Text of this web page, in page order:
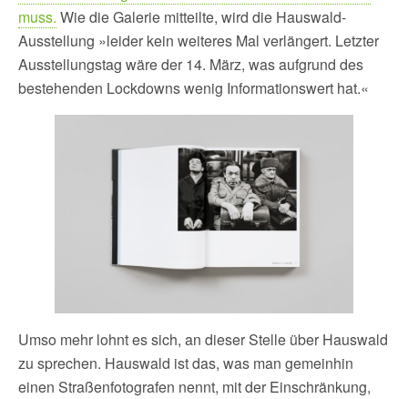
muss. Wie die Galerie mitteilte, wird die Hauswald-
Ausstellung »leider kein weiteres Mal verlängert. Letzter
Ausstellungstag wäre der 14. März, was aufgrund des
bestehenden Lockdowns wenig Informationswert hat.«
Umso mehr lohnt es sich, an dieser Stelle über Hauswald
zu sprechen. Hauswald ist das, was man gemeinhin
einen Straßenfotografen nennt, mit der Einschränkung,